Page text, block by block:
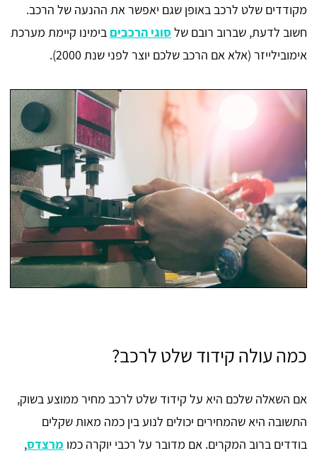
מקודדים שלט לרכב באופן שגם יאפשר את ההנעה של הרכב.
חשוב לדעת, שברוב רובם של סוגי הרכבים בימינו קיימת מערכת
אימובילייזר (אלא אם הרכב שלכם יוצר לפני שנת 2000).
כמה עולה קידוד שלט לרכב?
אם השאלה שלכם היא על קידוד שלט לרכב מחיר ממוצע בשוק,
התשובה היא שהמחירים יכולים לנוע בין כמה מאות שקלים
בודדים ברוב המקרים. אם מדובר על רכבי יוקרה כמו מרצדס,